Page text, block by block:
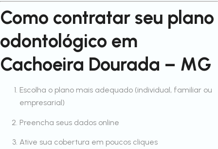
Como contratar seu plano
odontológico em
Cachoeira Dourada – MG
Escolha o plano mais adequado (individual, familiar ou
empresarial)
Preencha seus dados online
Ative sua cobertura em poucos cliques